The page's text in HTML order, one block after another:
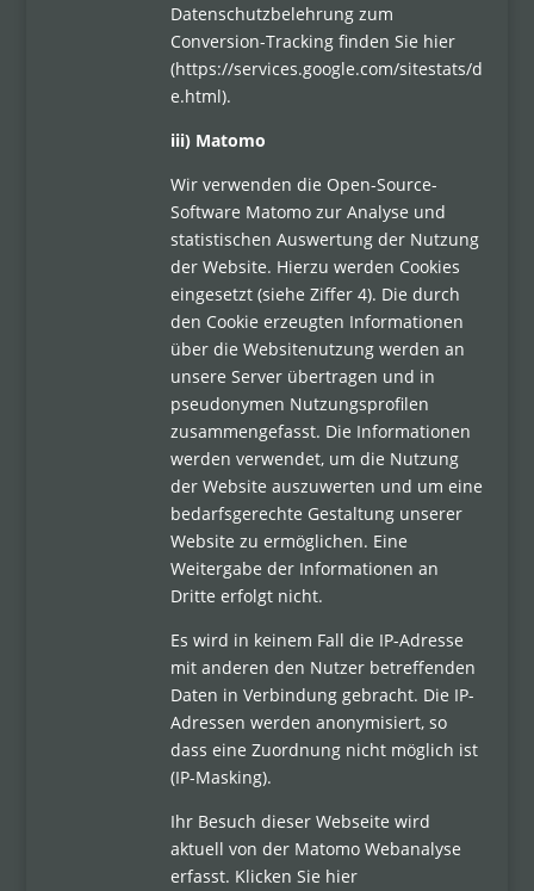
Datenschutzbelehrung zum
Conversion-Tracking finden Sie hier
(https://services.google.com/sitestats/d
e.html).
iii) Matomo
Wir verwenden die Open-Source-
Software Matomo zur Analyse und
statistischen Auswertung der Nutzung
der Website. Hierzu werden Cookies
eingesetzt (siehe Ziffer 4). Die durch
den Cookie erzeugten Informationen
über die Websitenutzung werden an
unsere Server übertragen und in
pseudonymen Nutzungsprofilen
zusammengefasst. Die Informationen
werden verwendet, um die Nutzung
der Website auszuwerten und um eine
bedarfsgerechte Gestaltung unserer
Website zu ermöglichen. Eine
Weitergabe der Informationen an
Dritte erfolgt nicht.
Es wird in keinem Fall die IP-Adresse
mit anderen den Nutzer betreffenden
Daten in Verbindung gebracht. Die IP-
Adressen werden anonymisiert, so
dass eine Zuordnung nicht möglich ist
(IP-Masking).
Ihr Besuch dieser Webseite wird
aktuell von der Matomo Webanalyse
erfasst. Klicken Sie hier